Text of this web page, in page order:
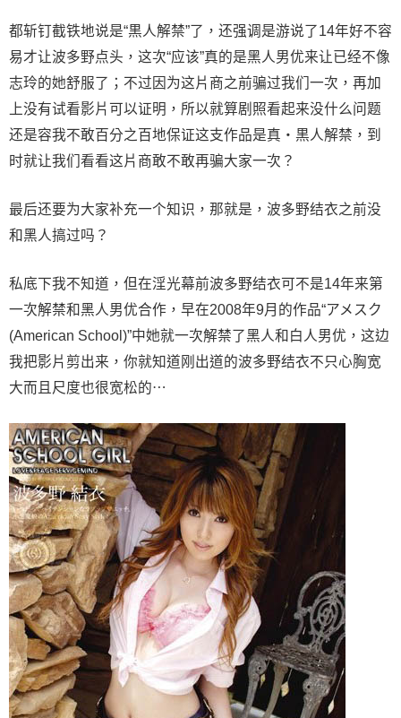
都斩钉截铁地说是“黒人解禁”了，还强调是游说了14年好不容
易才让波多野点头，这次“应该”真的是黑人男优来让已经不像
志玲的她舒服了；不过因为这片商之前骗过我们一次，再加
上没有试看影片可以证明，所以就算剧照看起来没什么问题
还是容我不敢百分之百地保证这支作品是真・黒人解禁，到
时就让我们看看这片商敢不敢再骗大家一次？
最后还要为大家补充一个知识，那就是，波多野结衣之前没
和黑人搞过吗？
私底下我不知道，但在淫光幕前波多野结衣可不是14年来第
一次解禁和黑人男优合作，早在2008年9月的作品“アメスク
(American School)”中她就一次解禁了黑人和白人男优，这边
我把影片剪出来，你就知道刚出道的波多野结衣不只心胸宽
大而且尺度也很宽松的⋯